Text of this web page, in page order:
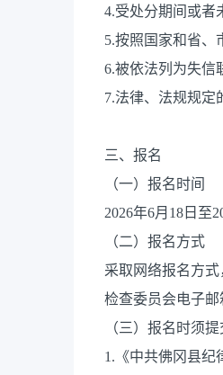
4.受处分期间或者
5.按照国家和省、
6.被依法列为失信
7.法律、法规规定
三、报名
（一）报名时间
2026年6月18日至
（二）报名方式
采取网络报名方
检查委员会电子邮
（三）报名时须
1.《中共佛冈县纪